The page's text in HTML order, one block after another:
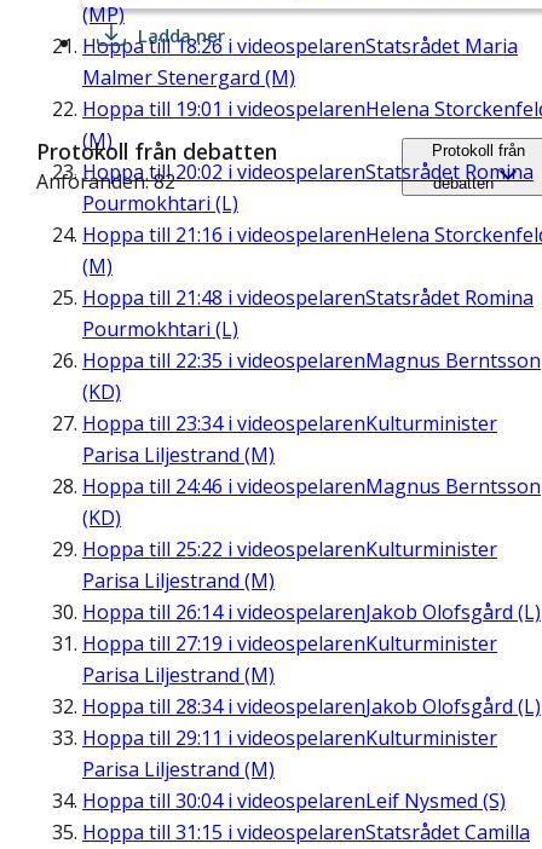
(MP)
Hoppa till18:26 i videospelarenStatsrådet Maria
Malmer Stenergard (M)
Hoppa till 19:01 i videospelarenHelena
(M)
Hoppa till20:02 i videospelarenStatsrådet Romina
Pourmokhtari (L)
Hoppa till 21:16 i videospelarenHelena
(M)
Hoppa till 21:48 i videospelarenStatsrådet Romina
Pourmokhtari (L)
Hoppa till 22:35 i videospelarenMagnus Berntsson
(KD)
Hoppa till 23:34i videospelarenKulturminister
Parisa Liljestrand (M)
Hoppa till 24:46 i videospelarenMagnus Berntsson
(KD)
Hoppa till 25:22 i videospelarenKulturminister
Parisa Liljestrand (M)
Hoppa till 26:14i videospelarenJakob Olofsgård (L)
Hoppa till 27:19 i videospelarenKulturminister
Parisa Liljestrand (M)
Hoppa till 28:34i videospelarenJakob Olofsgård (L)
Hoppa till 29:11 i videospelarenKulturminister
Parisa Liljestrand (M)
Hoppa till 30:04i videospelarenLeif Nysmed (S)
Hoppa till 31:15 i videospelarenStatsrådet Camilla
Ladda ner
Protokoll från debatten
Anföranden: 82
Protokoll från
debatten